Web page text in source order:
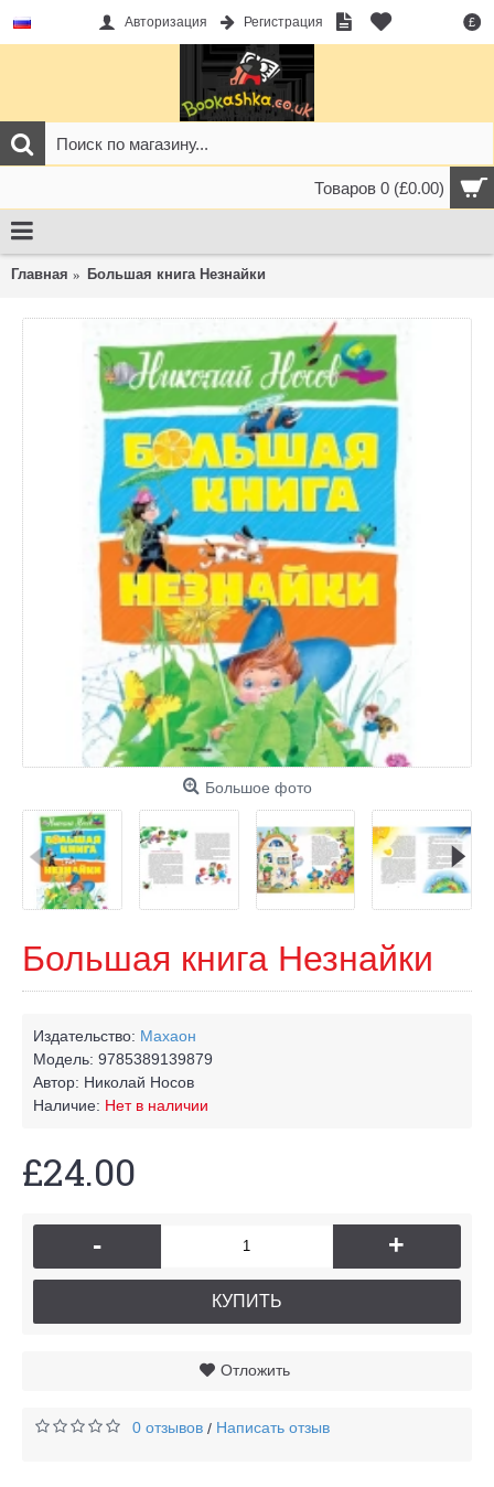
£
Авторизация Регистрация
Товаров 0 (£0.00)
Главная Большая книга Незнайки
Большое фото
Большая книга Незнайки
Издательство: Махаон
Модель: 9785389139879
Автор: Николай Носов
Наличие: Нет в наличии
£24.00
- +
КУПИТЬ
Отложить
0 отзывов / Написать отзыв